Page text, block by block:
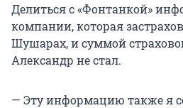
Делиться с «Фонтанкой»
компании, которая
Шушарах, и суммой
Александр не стал.
— Эту информацию также я